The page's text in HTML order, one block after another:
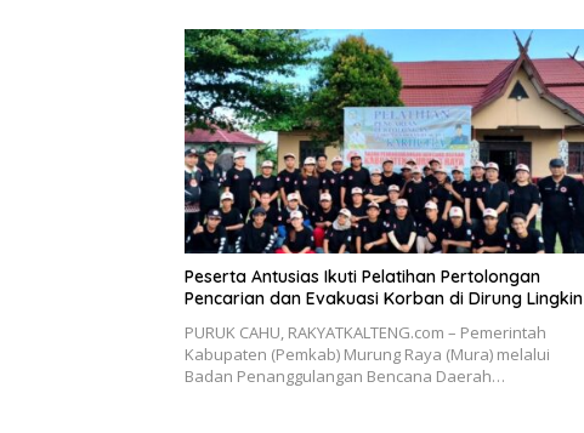
Peserta Antusias Ikuti Pelatihan Pertolongan
Pencarian dan Evakuasi Korban di Dirung Lingkin
PURUK CAHU, RAKYATKALTENG.com – Pemerintah
Kabupaten (Pemkab) Murung Raya (Mura) melalui
Badan Penanggulangan Bencana Daerah…